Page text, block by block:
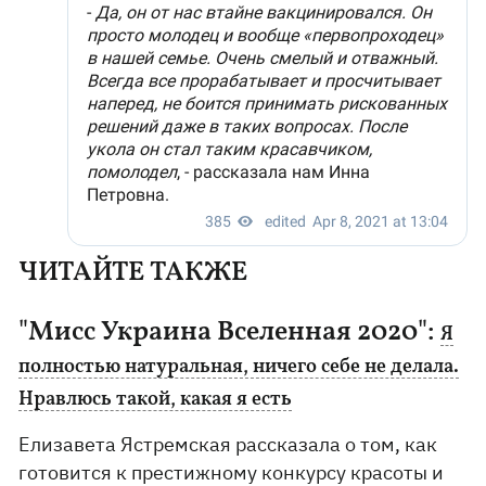
ЧИТАЙТЕ ТАКЖЕ
"Мисс Украина Вселенная 2020":Я
полностью натуральная, ничего себе не делала.
Нравлюсь такой, какая я есть
Елизавета Ястремская рассказала о том, как
готовится к престижному конкурсу красоты и